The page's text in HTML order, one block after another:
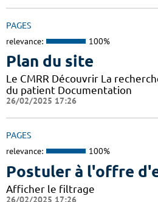
PAGES
relevance: 100%
Plan du site
Le CMRR Découvrir La
du patient Documentation
26/02/2025 17:26
PAGES
relevance: 100%
Postuler à l'offre
Afficher le filtrage
26/02/2025 17:26